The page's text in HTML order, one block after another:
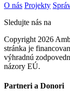
O nás Projekty
Sledujte nás na
Copyright 2026
stránka je
výhradnú
názory EÚ.
Partneri a Donori